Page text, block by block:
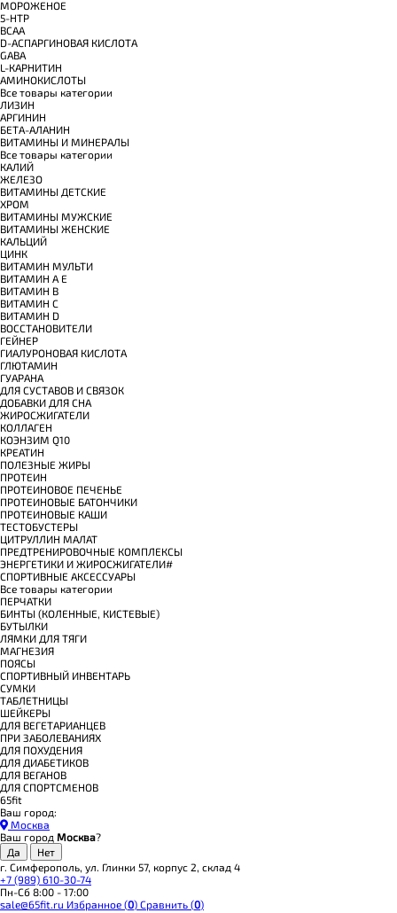
МОРОЖЕНОЕ
5-HTP
BCAA
D-АСПАРГИНОВАЯ КИСЛОТА
GABA
L-КАРНИТИН
АМИНОКИСЛОТЫ
Все товары категории
ЛИЗИН
АРГИНИН
БЕТА-АЛАНИН
ВИТАМИНЫ И МИНЕРАЛЫ
Все товары категории
КАЛИЙ
ЖЕЛЕЗО
ВИТАМИНЫ ДЕТСКИЕ
ХРОМ
ВИТАМИНЫ МУЖСКИЕ
ВИТАМИНЫ ЖЕНСКИЕ
КАЛЬЦИЙ
ЦИНК
ВИТАМИН МУЛЬТИ
ВИТАМИН A E
ВИТАМИН B
ВИТАМИН C
ВИТАМИН D
ВОССТАНОВИТЕЛИ
ГЕЙНЕР
ГИАЛУРОНОВАЯ КИСЛОТА
ГЛЮТАМИН
ГУАРАНА
ДЛЯ СУСТАВОВ И СВЯЗОК
ДОБАВКИ ДЛЯ СНА
ЖИРОСЖИГАТЕЛИ
КОЛЛАГЕН
КОЭНЗИМ Q10
КРЕАТИН
ПОЛЕЗНЫЕ ЖИРЫ
ПРОТЕИН
ПРОТЕИНОВОЕ ПЕЧЕНЬЕ
ПРОТЕИНОВЫЕ БАТОНЧИКИ
ПРОТЕИНОВЫЕ КАШИ
ТЕСТОБУСТЕРЫ
ЦИТРУЛЛИН МАЛАТ
ПРЕДТРЕНИРОВОЧНЫЕ КОМПЛЕКСЫ
ЭНЕРГЕТИКИ И ЖИРОСЖИГАТЕЛИ#
СПОРТИВНЫЕ АКСЕССУАРЫ
Все товары категории
ПЕРЧАТКИ
БИНТЫ (КОЛЕННЫЕ, КИСТЕВЫЕ)
БУТЫЛКИ
ЛЯМКИ ДЛЯ ТЯГИ
МАГНЕЗИЯ
ПОЯСЫ
СПОРТИВНЫЙ ИНВЕНТАРЬ
СУМКИ
ТАБЛЕТНИЦЫ
ШЕЙКЕРЫ
ДЛЯ ВЕГЕТАРИАНЦЕВ
ПРИ ЗАБОЛЕВАНИЯХ
ДЛЯ ПОХУДЕНИЯ
ДЛЯ ДИАБЕТИКОВ
ДЛЯ ВЕГАНОВ
ДЛЯ СПОРТСМЕНОВ
65fit
Ваш город:
Москва
Ваш город Москва?
г. Симферополь, ул. Глинки 57, корпус 2, склад 4
+7 (989) 610-30-74
Пн-Сб 8:00 - 17:00
sale@65fit.ru Избранное (0) Сравнить (0)